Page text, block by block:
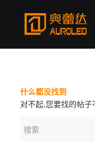
什么都没找到
对不起,您要找的帖